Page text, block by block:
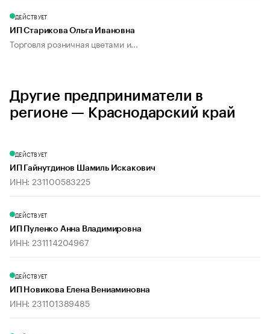
ДЕЙСТВУЕТ
ИП Старикова Ольга Ивановна
Торговля розничная цветами и...
Другие предприниматели в
регионе — Краснодарский край
ДЕЙСТВУЕТ
ИП Гайнутдинов Шамиль Искакович
ИНН: 231100583225
ДЕЙСТВУЕТ
ИП Пуленко Анна Владимировна
ИНН: 231114204967
ДЕЙСТВУЕТ
ИП Новикова Елена Вениаминовна
ИНН: 231101389485